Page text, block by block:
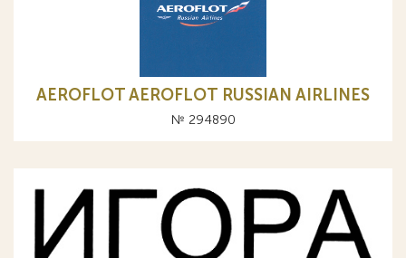
AEROFLOT AEROFLOT RUSSIAN AIRLINES
№ 294890